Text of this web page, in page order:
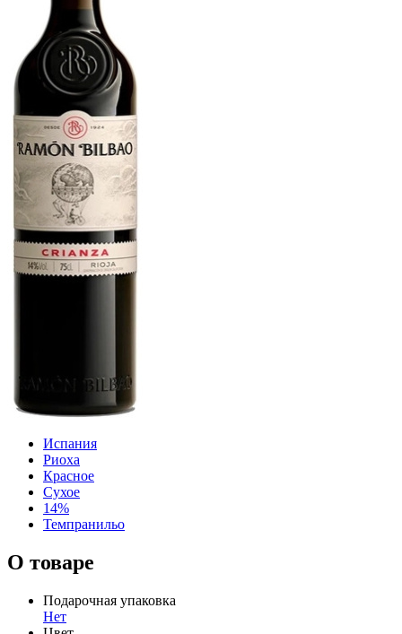
Испания
Риоха
Красное
Сухое
14%
Темпранильо
О товаре
Подарочная упаковка
Нет